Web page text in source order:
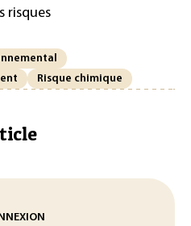
risques
Risque chimique